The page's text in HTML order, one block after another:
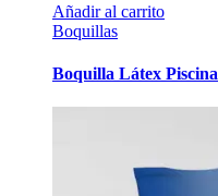
Añadir al carrito
Boquillas
Boquilla Látex Piscina